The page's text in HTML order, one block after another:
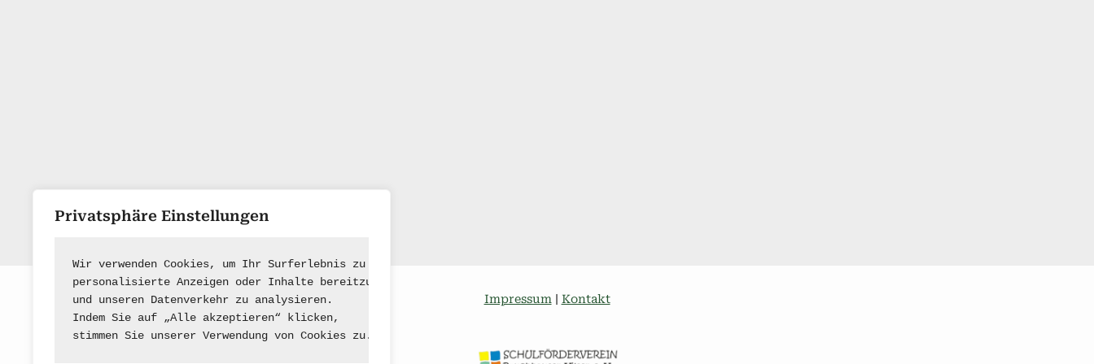
Privatsphäre Einstellungen
Wir verwenden Cookies, um Ihr Surferlebnis zu verbessern,
personalisierte Anzeigen oder Inhalte bereitzustellen
und unseren Datenverkehr zu analysieren.
Indem Sie auf „Alle akzeptieren“ klicken,
stimmen Sie unserer Verwendung von Cookies zu.
Impressum| Kontakt